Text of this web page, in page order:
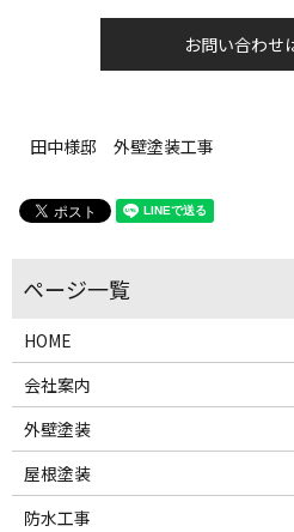
お問い合わせ
田中様邸 外壁塗装工事
HOME
会社案内
外壁塗装
屋根塗装
防水工事